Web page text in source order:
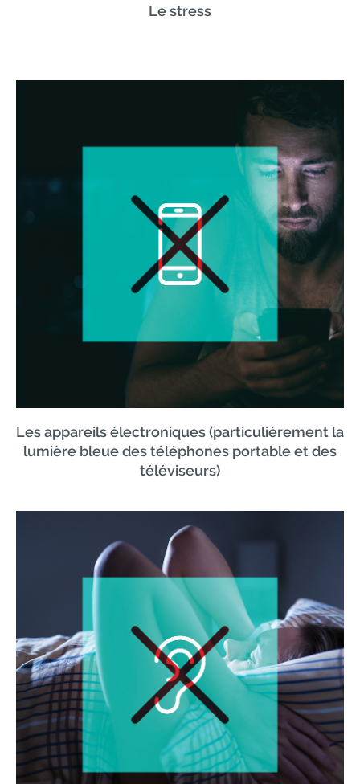
Le stress
Les appareils électroniques (particulièrement la
lumière bleue des téléphones portable et des
téléviseurs)